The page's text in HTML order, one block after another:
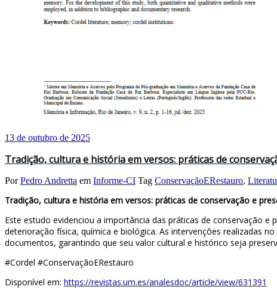
13 de outubro de 2025
Tradição, cultura e história em versos: práticas de
PorPedro Andretta em Informe-CI Tag ConservaçãoERestauro,
Tradição, cultura e história em versos: práticas de conservação e
Este estudo evidenciou a importância das práticas de conservação
deterioração física, química e biológica. As intervenções realizadas
documentos, garantindo que seu valor cultural e histórico seja
#Cordel #ConservaçãoERestauro
Disponível em: https://revistas.um.es/analesdoc/article/view/631391